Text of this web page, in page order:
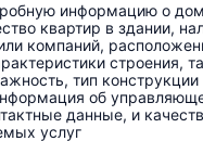
информацию о
квартир в здании,
компаний,
строения,
тип
об
данные, и
услуг